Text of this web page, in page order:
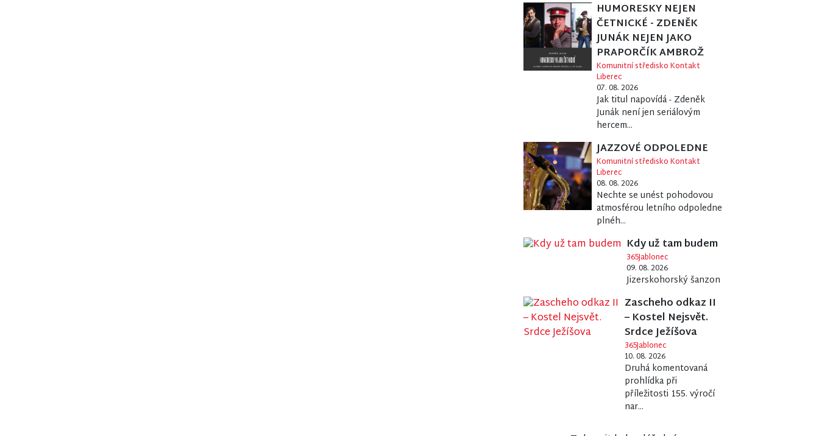
HUMORESKY NEJEN
ČETNICKÉ - ZDENĚK
JUNÁK NEJEN JAKO
PRAPORČÍK AMBROŽ
Komunitní středisko Kontakt
Liberec
07. 08. 2026
Jak titul napovídá - Zdeněk
Junák není jen seriálovým
hercem...
JAZZOVÉ ODPOLEDNE
Komunitní středisko Kontakt
Liberec
08. 08. 2026
Nechte se unést pohodovou
atmosférou letního odpoledne
plnéh...
Kdy už tam budem
365Jablonec
09. 08. 2026
Jizerskohorský šanzon
Zascheho odkaz II
– Kostel Nejsvět.
Srdce Ježíšova
365Jablonec
10. 08. 2026
Druhá komentovaná
prohlídka při
příležitosti 155. výročí
nar...